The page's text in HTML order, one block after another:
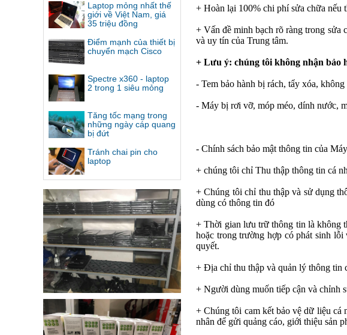
Laptop mỏng nhất thế
giới về Việt Nam, giá
35 triệu đồng
Điểm mạnh của thiết bị
chuyển mạch Cisco
Spectre x360 - laptop
2 trong 1 siêu mỏng
Tăng tốc mạng trong
những ngày cáp quang
bị đứt
Tránh chai pin cho
laptop
+ Hoàn lại 100% chi phí sửa chữa nếu
+ Vấn đề minh bạch rõ ràng trong sửa
và uy tín của Trung tâm.
+ Lưu ý: chúng tôi không nhận bảo
- Tem bảo hành bị rách, tẩy xóa,
- Máy bị rơi vỡ, móp méo, dính nước,
- Chính sách bảo mật thông tin của
+ chúng tôi chỉ Thu thập thông tin cá
+ Chúng tôi chỉ thu thập và sử dụng
dùng có thông tin đó
+ Thời gian lưu trữ thông tin là không
hoặc trong trường hợp có phát sinh
quyết.
+ Địa chỉ thu thập và quản lý thông
+ Người dùng muốn tiếp cận và chỉnh
+ Chúng tôi cam kết bảo vệ dữ liệu cá
nhân để gửi quảng cáo, giới thiệu sản